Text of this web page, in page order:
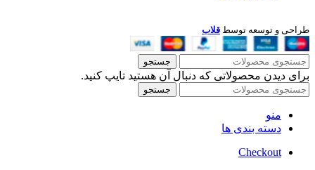
طراحی و توسعه توسط قلاب
جستجو
برای دیدن محصولاتی که دنبال آن هستید تایپ کنید.
جستجو
منو
دسته بندی ها
Checkout